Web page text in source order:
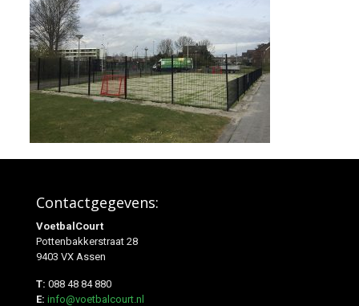
Contactgegevens:
VoetbalCourt
Pottenbakkerstraat 28
9403 VX Assen
T: 088 48 84 880
E: info@voetbalcourt.nl